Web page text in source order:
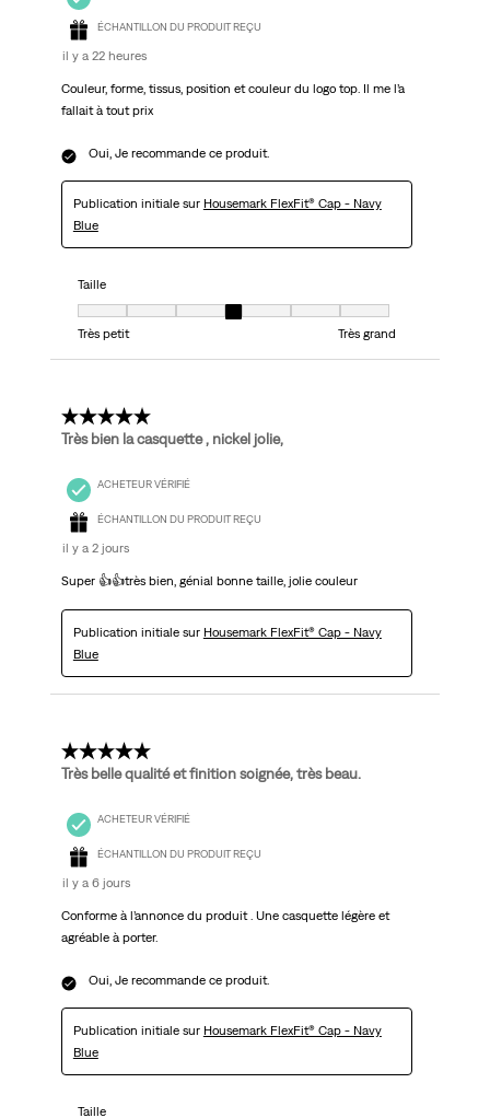
ÉCHANTILLON DU PRODUIT REÇU
il y a 22 heures
Couleur, forme, tissus, position et couleur du logo top. Il me l’a
fallait à tout prix
Oui, Je recommande ce produit.
Publication initiale sur Housemark FlexFit® Cap - Navy
Blue
Taille
Taille, 4 sur 7, où 1 est égal à Très petit et 7 est égal à Très grand
Très petit
Très grand
5 étoile(s) sur 5.
Très bien la casquette , nickel jolie,
ACHETEUR VÉRIFIÉ
ÉCHANTILLON DU PRODUIT REÇU
il y a 2 jours
Super 👍👍très bien, génial bonne taille, jolie couleur
Publication initiale sur Housemark FlexFit® Cap - Navy
Blue
5 étoile(s) sur 5.
Très belle qualité et finition soignée, très beau.
ACHETEUR VÉRIFIÉ
ÉCHANTILLON DU PRODUIT REÇU
il y a 6 jours
Conforme à l’annonce du produit . Une casquette légère et
agréable à porter.
Oui, Je recommande ce produit.
Publication initiale sur Housemark FlexFit® Cap - Navy
Blue
Taille